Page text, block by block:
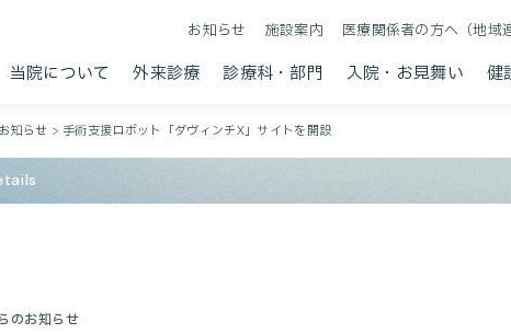
お知らせ 施設案内 医療関係者の方へ（地域
当院について 外来診療 診療科・部門 入院・お見舞い 健
知らせ > 手術支援ロボット「ダヴィンチX」サイトを開設
のお知らせ